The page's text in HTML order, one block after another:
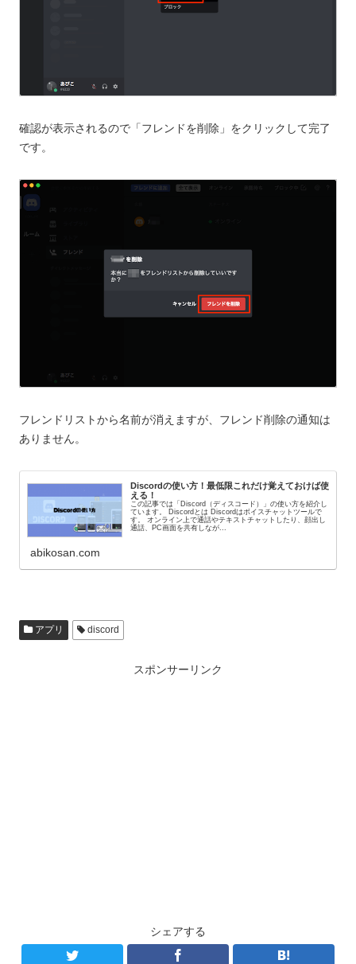
確認が表示されるので「フレンドを削除」をクリックして完了
です。
フレンドリストから名前が消えますが、フレンド削除の通知は
ありません。
Discordの使い方！最低限これだけ覚えておけば使
える！
この記事では「Discord（ディスコード）」の使い方を紹介し
ています。 Discordとは Discordはボイスチャットツールで
す。 オンライン上で通話やテキストチャットしたり、顔出し
通話、PC画面を共有しなが...
abikosan.com
アプリ discord
スポンサーリンク
シェアする